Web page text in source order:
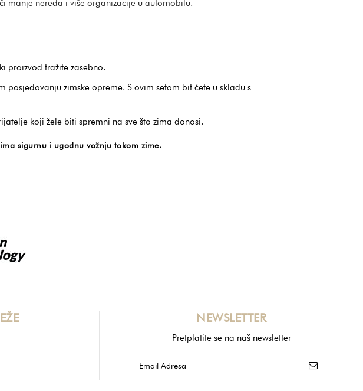
manje nereda i više organizacije u automobilu.
proizvod tražite zasebno.
posjedovanju zimske opreme. S ovim setom bit ćete u skladu s
koji žele biti spremni na sve što zima donosi.
sigurnu i ugodnu vožnju tokom zime.
NEWSLETTER
Pretplatite se na naš newsletter